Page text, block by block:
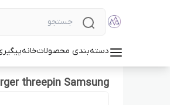
دسته‌بندی محصولاتخانه
threepin Samsung